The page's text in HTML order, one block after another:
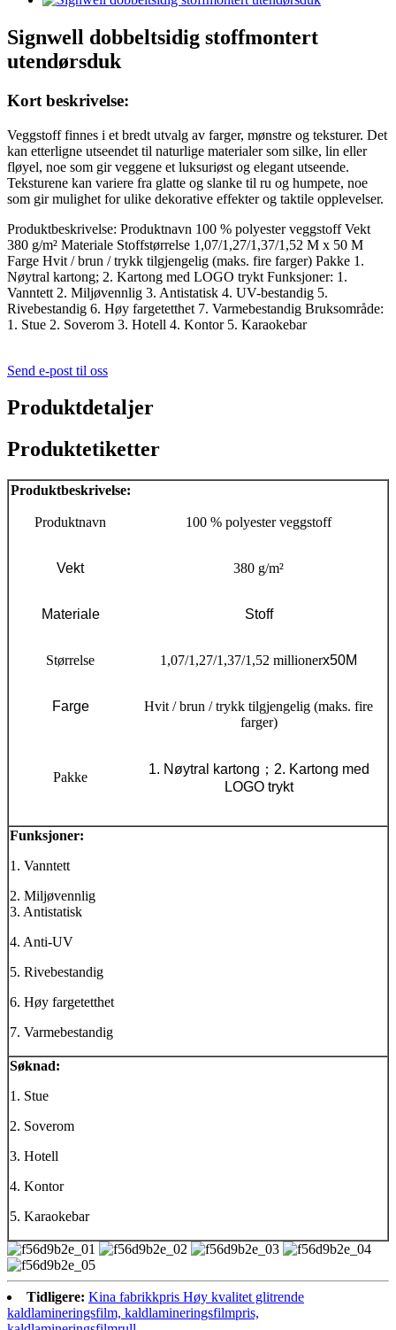
Signwell dobbeltsidig stoffmontert
utendørsduk
Kort beskrivelse:
Veggstoff finnes i et bredt utvalg av farger, mønstre og teksturer. Det
kan etterligne utseendet til naturlige materialer som silke, lin eller
fløyel, noe som gir veggene et luksuriøst og elegant utseende.
Teksturene kan variere fra glatte og slanke til ru og humpete, noe
som gir mulighet for ulike dekorative effekter og taktile opplevelser.
Produktbeskrivelse: Produktnavn 100 % polyester veggstoff Vekt
380 g/m² Materiale Stoffstørrelse 1,07/1,27/1,37/1,52 M x 50 M
Farge Hvit / brun / trykk tilgjengelig (maks. fire farger) Pakke 1.
Nøytral kartong; 2. Kartong med LOGO trykt Funksjoner: 1.
Vanntett 2. Miljøvennlig 3. Antistatisk 4. UV-bestandig 5.
Rivebestandig 6. Høy fargetetthet 7. Varmebestandig Bruksområde:
1. Stue 2. Soverom 3. Hotell 4. Kontor 5. Karaokebar
Send e-post til oss
Produktdetaljer
Produktetiketter
Produktbeskrivelse:
Produktnavn 100 % polyester veggstoff
Vekt 380 g/m²
Materiale Stoff
Størrelse 1,07/1,27/1,37/1,52 millionerx50M
Farge
Hvit / brun / trykk tilgjengelig (maks. fire
farger)
Pakke
1. Nøytral kartong ； 2. Kartong med
LOGO trykt
Funksjoner:
1. Vanntett
2. Miljøvennlig
3. Antistatisk
4. Anti-UV
5. Rivebestandig
6. Høy fargetetthet
7. Varmebestandig
Søknad:
1. Stue
2. Soverom
3. Hotell
4. Kontor
5. Karaokebar
Tidligere: Kina fabrikkpris Høy kvalitet glitrende
kaldlamineringsfilm, kaldlamineringsfilmpris,